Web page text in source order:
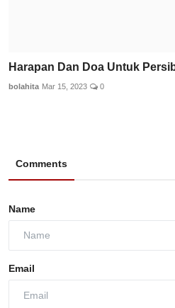
Harapan Dan Doa Untuk
bolahita Mar 15, 2023 0
Comments
Name
Email